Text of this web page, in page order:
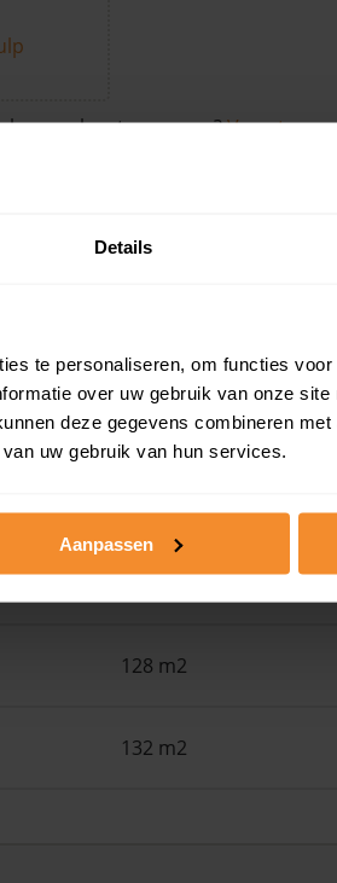
Details
te personaliseren, om functies
over uw gebruik van onze
deze gegevens combineren
uw gebruik van hun services.
Aanpassen
kenmerken toevoegen?Voeg toe
305 m2
132 m2
128 m2
132 m2